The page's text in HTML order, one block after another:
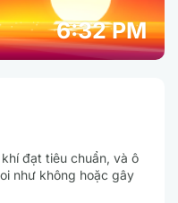
6:32 PM
đạt tiêu chuẩn, và ô
như không hoặc gây